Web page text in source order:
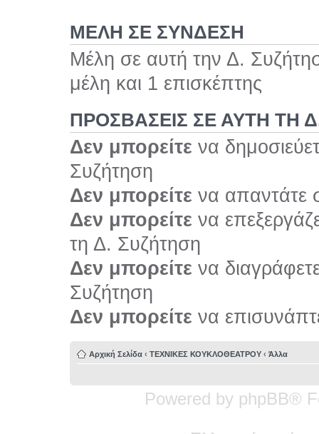
ΜΕΛΗ ΣΕ ΣΥΝΔΕΣΗ
Μέλη σε αυτή την Δ.
μέλη και 1 επισκέπτης
ΠΡΟΣΒΆΣΕΙΣ ΣΕ ΑΥΤΉ ΤΗ
Δεν μπορείτε να
Συζήτηση
Δεν μπορείτε να απαντάτε
Δεν μπορείτε να
τη Δ. Συζήτηση
Δεν μπορείτε να
Συζήτηση
Δεν μπορείτε να
Αρχική Σελίδα ‹ ΤΕΧΝΙΚΕΣ ΚΟΥΚΛΟΘΕΑΤΡΟΥ ‹ Άλλα
Powered by phpBB®